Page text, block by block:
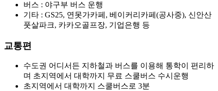
버스 : 야구부 버스 운행
기타 : GS25, 연못가카페, 베이커리카페(공사중), 신안산
풋살파크, 카카오골프장, 기업은행 등
교통편
수도권 어디서든 지하철과 버스를 이용해 통학이 편리하
며 초지역에서 대학까지 무료 스쿨버스 수시운행
초지역에서 대학까지 스쿨버스로 3분